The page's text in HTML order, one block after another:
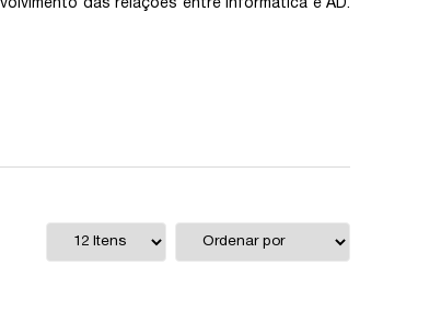
das relações entre informática e AD.